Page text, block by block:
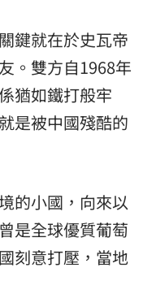
鍵就在於史瓦帝
。雙方自1968年
猶如鐵打般牢
是被中國殘酷的
的小國，向來以
是全球優質葡萄
刻意打壓，當地